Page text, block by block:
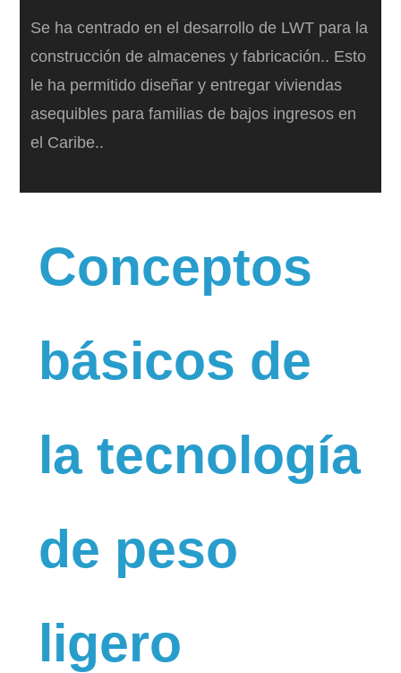
Se ha centrado en el desarrollo de LWT para la
construcción de almacenes y fabricación.. Esto
le ha permitido diseñar y entregar viviendas
asequibles para familias de bajos ingresos en
el Caribe..
Conceptos
básicos de
la tecnología
de peso
ligero